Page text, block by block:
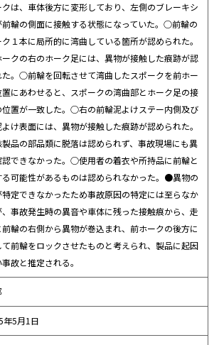
クは、車体後方に変形しており、左側のブレーキシ
前輪の側面に接触する状態になっていた。○前輪の
ク１本に局所的に湾曲している箇所が認められた。
クの右のホーク足には、異物が接触した痕跡が認
た。○前輪を回転させて湾曲したスポークを前ホー
置にあわせると、スポークの湾曲部とホーク足の接
位置が一致した。○右の前輪泥よけステー内側及び
け表面には、異物が接触した痕跡が認められた。
品の部品類に脱落は認められず、事故現場にも異
認できなかった。○使用者の着衣や所持品に前輪と
る可能性があるものは認められなかった。●異物の
定できなかったため事故原因の特定には至らなか
、事故発生時の異音や車体に残った接触痕から、走
輪の右側から異物が巻込まれ、前ホークの後方に
前輪をロックさせたものと考えられ、製品に起因
事故と推定される。
年5月1日